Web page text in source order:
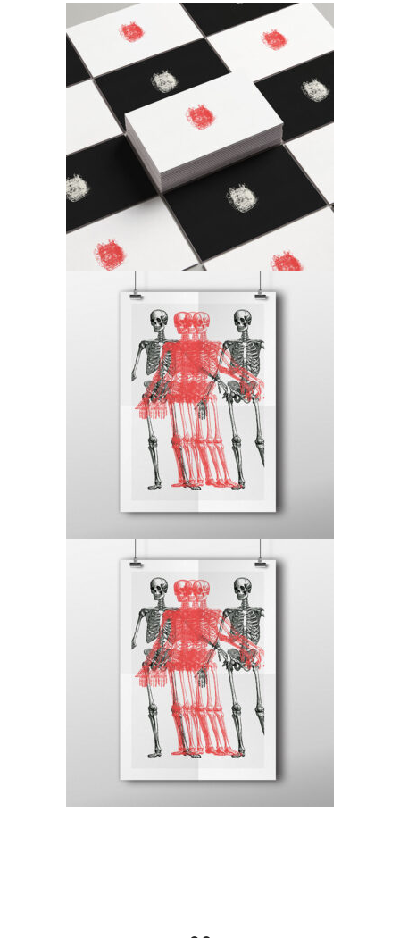
Checkmate
Craft
Canvas
Craft
Canvas
Craft